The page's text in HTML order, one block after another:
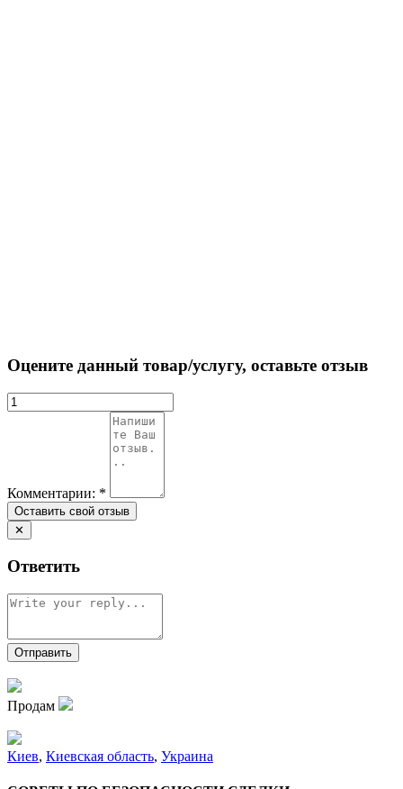
Оцените данный товар/услугу, оставьте отзыв
Комментарии: *
✕
Ответить
Продам
Киев, Киевская область, Украина